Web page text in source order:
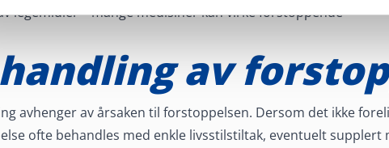
legemidler – mange medisiner kan virke forstoppende
av
avhenger av årsaken til forstoppelsen. Dersom det ikke
ofte behandles med enkle livsstilstiltak, eventuelt supplert